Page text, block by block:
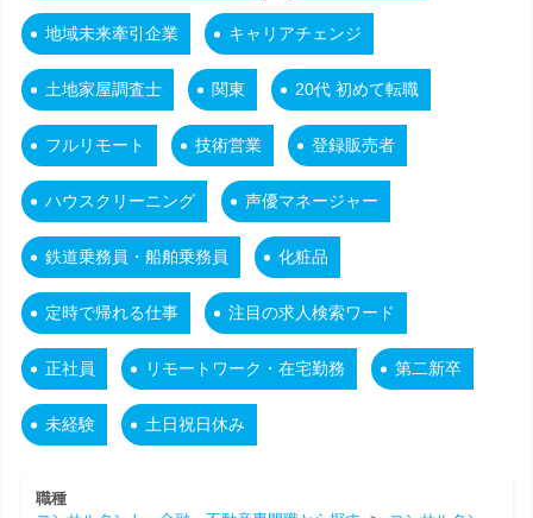
地域未来牽引企業 キャリアチェンジ
土地家屋調査士 関東 20代 初めて転職
フルリモート 技術営業 登録販売者
ハウスクリーニング 声優マネージャー
鉄道乗務員・船舶乗務員 化粧品
定時で帰れる仕事 注目の求人検索ワード
正社員 リモートワーク・在宅勤務 第二新卒
未経験 土日祝日休み
職種